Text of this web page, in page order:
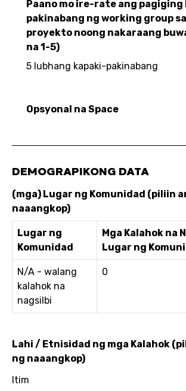
Paano mo ire-rate ang pagiging
pakinabang ng working group
proyekto noong nakaraang
na 1-5)
5 lubhang kapaki-pakinabang
Opsyonal na Space
DEMOGRAPIKONG DATA
(mga) Lugar ng Komunidad (piliin
naaangkop)
Lugar ng
Komunidad
Mga Kalahok na
Lugar ng
N/A - walang
kalahok na
nagsilbi
0
Lahi / Etnisidad ng mga Kalahok
ng naaangkop)
Itim